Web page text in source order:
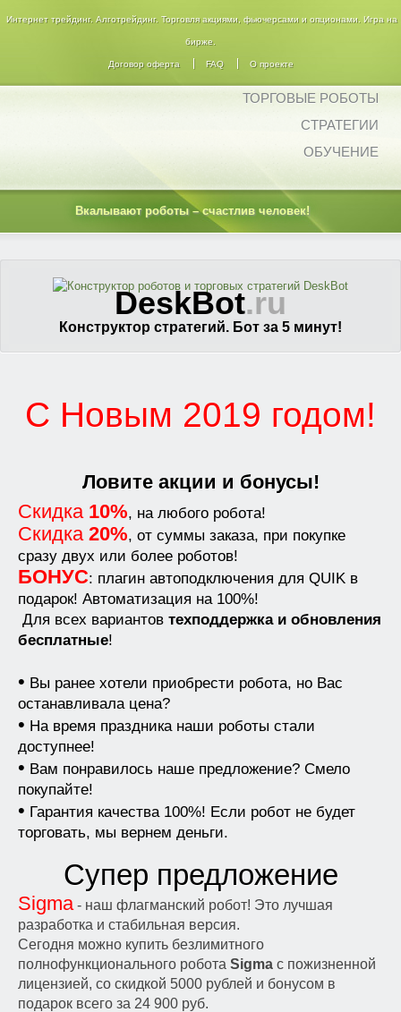
Интернет трейдинг. Алготрейдинг. Торговля акциями, фьючерсами и опционами. Игра на
бирже.
Договор оферта FAQ О проекте
Вкалывают роботы – счастлив человек!
ТОРГОВЫЕ РОБОТЫ
СТРАТЕГИИ
ОБУЧЕНИЕ
DeskBot.ru
Конструктор стратегий. Бот за 5 минут!
С Новым 2019 годом!
Ловите акции и бонусы!
Скидка 10%, на любого робота!
Скидка 20%, от суммы заказа, при покупке
сразу двух или более роботов!
БОНУС: плагин автоподключения для QUIK в
подарок! Автоматизация на 100%!
Для всех вариантов техподдержка и обновления
бесплатные!
• Вы ранее хотели приобрести робота, но Вас
останавливала цена?
• На время праздника наши роботы стали
доступнее!
• Вам понравилось наше предложение? Смело
покупайте!
• Гарантия качества 100%! Если робот не будет
торговать, мы вернем деньги.
Супер предложение
Sigma - наш флагманский робот! Это лучшая
разработка и стабильная версия.
Сегодня можно купить безлимитного
полнофункционального робота Sigma с пожизненной
лицензией, со скидкой 5000 рублей и бонусом в
подарок всего за 24 900 руб.